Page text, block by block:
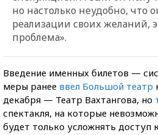
но настолько неудобно, что
реализации своих желаний,
проблема».
Введение именных билетов —
меры ранее ввел Большой театр
декабря — Театр Вахтангова, но
спектакля, на которые
будет только усложнять доступ